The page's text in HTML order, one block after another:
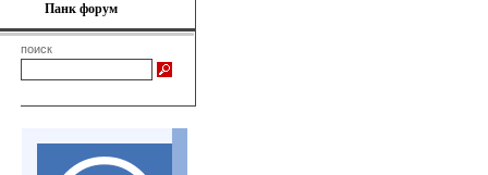
Панк форум
поиск